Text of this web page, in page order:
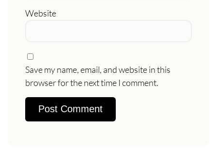
Website
Save my name, email, and website in this
browser for the next time I comment.